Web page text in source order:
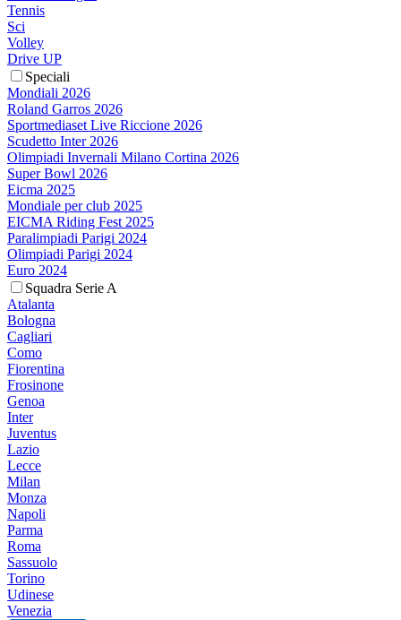
Tennis
Sci
Volley
Drive UP
Speciali
Mondiali 2026
Roland Garros 2026
Sportmediaset Live Riccione 2026
Scudetto Inter 2026
Olimpiadi Invernali Milano Cortina 2026
Super Bowl 2026
Eicma 2025
Mondiale per club 2025
EICMA Riding Fest 2025
Paralimpiadi Parigi 2024
Olimpiadi Parigi 2024
Euro 2024
Squadra Serie A
Atalanta
Bologna
Cagliari
Como
Fiorentina
Frosinone
Genoa
Inter
Juventus
Lazio
Lecce
Milan
Monza
Napoli
Parma
Roma
Sassuolo
Torino
Udinese
Venezia